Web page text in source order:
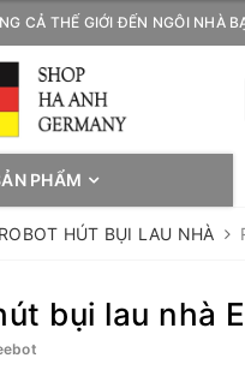
CẢ THẾ GIỚI ĐẾN NGÔI NHÀ
PHẨM
ROBOT HÚT BỤI LAU NHÀ
bụi lau nhà